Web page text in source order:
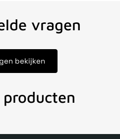
vragen
bekijken
verstuurd Echte winkel +35